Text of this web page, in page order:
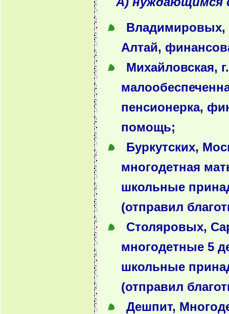
Владимировых,
Алтай,
Михайловская,
пенсионерка,
помощь;
Буркутских,
многодетная
школьные
(отправил
Столяровых,
многодетные 5
школьные
(отправил
Дешпит,